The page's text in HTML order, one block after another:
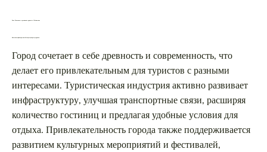
Роль Ташкента в развитии туризма в Узбекистане
Ключевые факторы, способствующие росту туризма
Город сочетает в себе древность и современность, что
делает его привлекательным для туристов с разными
интересами. Туристическая индустрия активно развивает
инфраструктуру, улучшая транспортные связи, расширяя
количество гостиниц и предлагая удобные условия для
отдыха. Привлекательность города также поддерживается
развитием культурных мероприятий и фестивалей,